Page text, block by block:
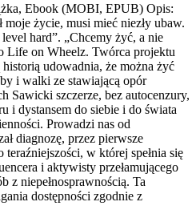
Ebook (MOBI, EPUB) Opis:
moje życie, musi mieć niezły ubaw.
hard”. „Chcemy żyć, a nie
Life on Wheelz. Twórca projektu
udowadnia, że można żyć
i walki ze stawiającą opór
Sawicki szczerze, bez autocenzury,
i dystansem do siebie i do świata
Prowadzi nas od
diagnozę, przez pierwsze
teraźniejszości, w której spełnia się
i aktywisty przełamującego
z niepełnosprawnością. Ta
dostępności zgodnie z